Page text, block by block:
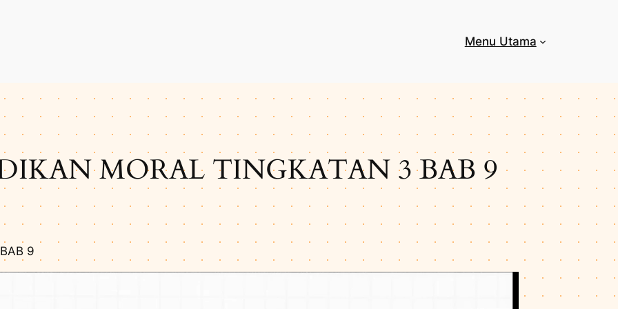
Menu Utama
MORAL TINGKATAN 3 BAB 9
9